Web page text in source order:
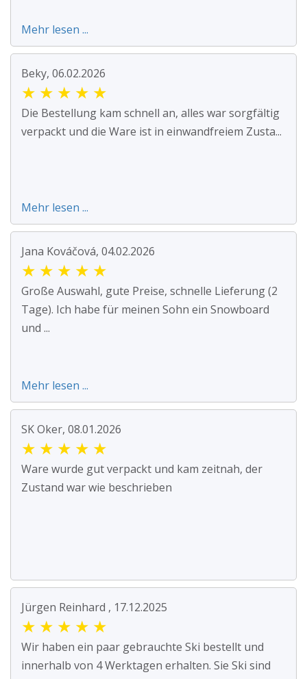
Mehr lesen ...
Beky, 06.02.2026
★ ★ ★ ★ ★
Die Bestellung kam schnell an, alles war sorgfältig
verpackt und die Ware ist in einwandfreiem Zusta...
Mehr lesen ...
Jana Kováčová, 04.02.2026
★ ★ ★ ★ ★
Große Auswahl, gute Preise, schnelle Lieferung (2
Tage). Ich habe für meinen Sohn ein Snowboard
und ...
Mehr lesen ...
SK Oker, 08.01.2026
★ ★ ★ ★ ★
Ware wurde gut verpackt und kam zeitnah, der
Zustand war wie beschrieben
Jürgen Reinhard , 17.12.2025
★ ★ ★ ★ ★
Wir haben ein paar gebrauchte Ski bestellt und
innerhalb von 4 Werktagen erhalten. Sie Ski sind